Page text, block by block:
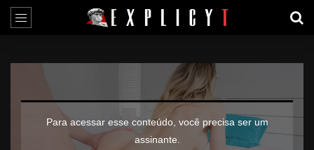
Para acessar esse conteúdo, você precisa ser um
assinante.